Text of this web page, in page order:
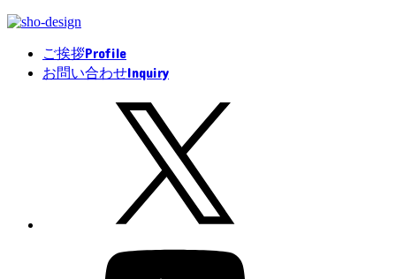
ご挨拶Profile
お問い合わせInquiry